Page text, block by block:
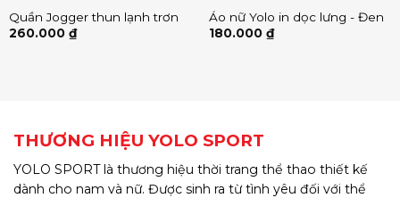
Quần Jogger thun lạnh trơn
260.000 ₫
Áo nữ Yolo in dọc lưng - Đen
180.000 ₫
THƯƠNG HIỆU YOLO SPORT
YOLO SPORT là thương hiệu thời trang thể thao thiết kế
dành cho nam và nữ. Được sinh ra từ tình yêu đối với thể